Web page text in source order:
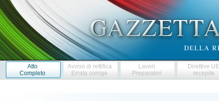
Atto
Completo
Avviso di rettifica
Errata corrige
Lavori
Preparatori
Direttive
recepite